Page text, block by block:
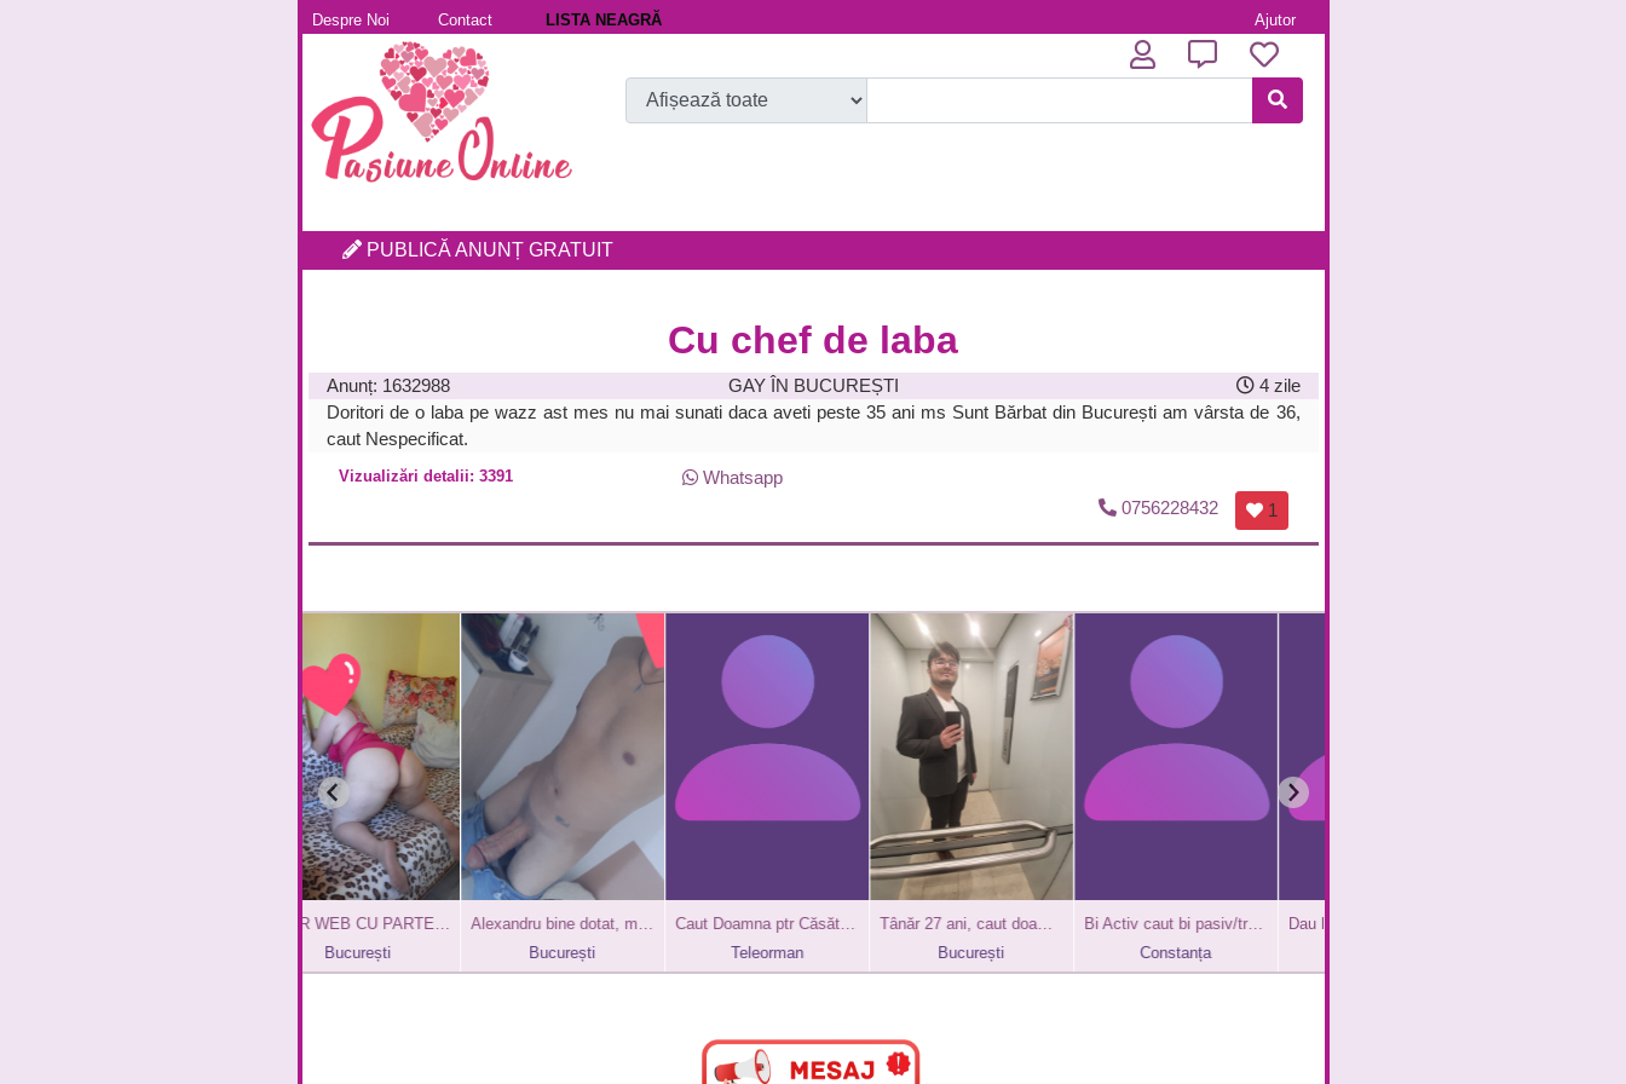
Despre Noi Contact LISTA NEAGRĂ Ajutor
PUBLICĂ ANUNȚ GRATUIT
Cu chef de laba
Anunț: 1632988 GAY ÎN BUCUREȘTI
4 zile
Doritori de o laba pe wazz ast mes nu mai sunati daca aveti peste 35 ani ms Sunt Bărbat din București am vârsta de 36,
caut Nespecificat.
Vizualizări detalii: 3391
Whatsapp
0756228432
1
OFER WEB CU PARTENER
București
Alexandru bine dotat, masiva / F groasa! 19 cu 7
București
Caut Doamna ptr Căsătorie rapid.
Teleorman
Tânăr 27 ani, caut doamnă pentru prietenie cu beneficii
București
Bi Activ caut bi pasiv/trans/trav curat, discret si supus
Constanța